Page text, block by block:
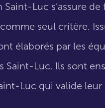
Saint-Luc s’assure
seul critère.
élaborés par les
Saint-Luc. Ils sont
Luc qui valide